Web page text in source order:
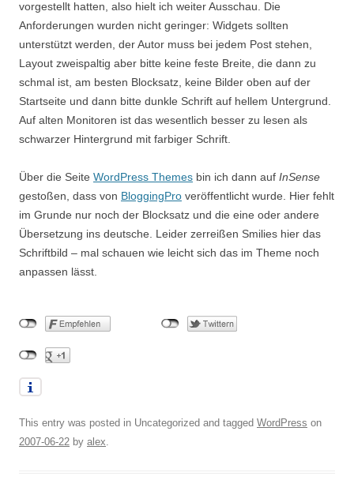
vorgestellt hatten, also hielt ich weiter Ausschau. Die
Anforderungen wurden nicht geringer: Widgets sollten
unterstützt werden, der Autor muss bei jedem Post stehen,
Layout zweispaltig aber bitte keine feste Breite, die dann zu
schmal ist, am besten Blocksatz, keine Bilder oben auf der
Startseite und dann bitte dunkle Schrift auf hellem Untergrund.
Auf alten Monitoren ist das wesentlich besser zu lesen als
schwarzer Hintergrund mit farbiger Schrift.
Über die Seite WordPress Themes bin ich dann auf InSense
gestoßen, dass von BloggingPro veröffentlicht wurde. Hier fehlt
im Grunde nur noch der Blocksatz und die eine oder andere
Übersetzung ins deutsche. Leider zerreißen Smilies hier das
Schriftbild – mal schauen wie leicht sich das im Theme noch
anpassen lässt.
This entry was posted in Uncategorized and tagged WordPress on
2007-06-22 by alex.